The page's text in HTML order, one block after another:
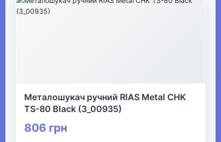
Металошукач ручний RIAS Metal CHK
TS-80 Black (3_00935)
806 грн